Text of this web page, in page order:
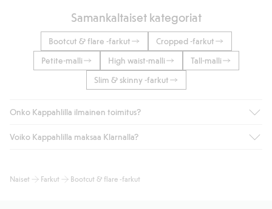
Samankaltaiset kategoriat
Bootcut & flare -farkut
Cropped -farkut
Petite-malli
High waist-malli
Tall-malli
Slim & skinny -farkut
Onko Kappahlilla ilmainen toimitus?
Jos olet Kappahl Clubin jäsen, saat aina ilmaisen toimituksen
kotiinkuljetusta). Toimituskulut poistuvat automaattisesti, kun
Voiko Kappahlilla maksaa Klarnalla?
maksutavat, kuten laskun, sekä muita maksuvaihtoehtoja.
Naiset Farkut Bootcut & flare -farkut